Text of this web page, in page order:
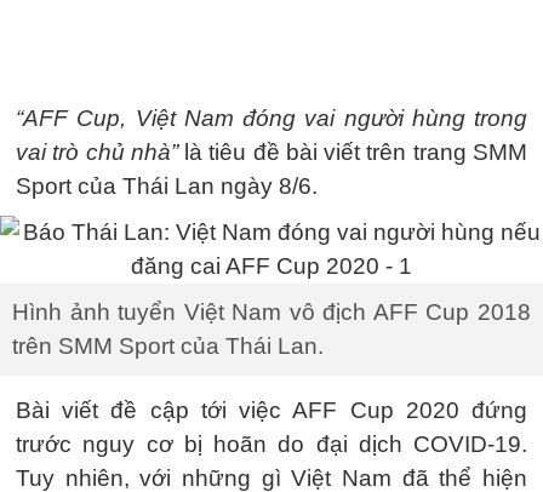
“AFF Cup, Việt Nam đóng vai người hùng trong
vai trò chủ nhà”là tiêu đề bài viết trên trang SMM
Sport của Thái Lan ngày 8/6.
Hình ảnh tuyển Việt Nam vô địch AFF Cup 2018
trên SMM Sport của Thái Lan.
Bài viết đề cập tới việc AFF Cup 2020 đứng
trước nguy cơ bị hoãn do đại dịch COVID-19.
Tuy nhiên, với những gì Việt Nam đã thể hiện